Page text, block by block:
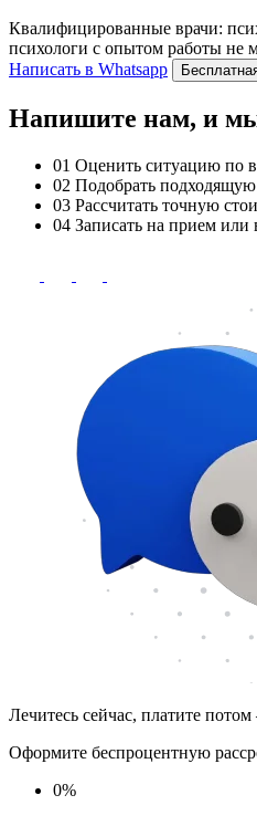
Квалифицированные врачи:
психологи с опытом работы не
Написать в Whatsapp
Напишите нам, и
01 Оценить ситуацию по
02 Подобрать подходящую
03 Рассчитать точную
04 Записать на прием или
Лечитесь сейчас, платите
Оформите беспроцентную
0%